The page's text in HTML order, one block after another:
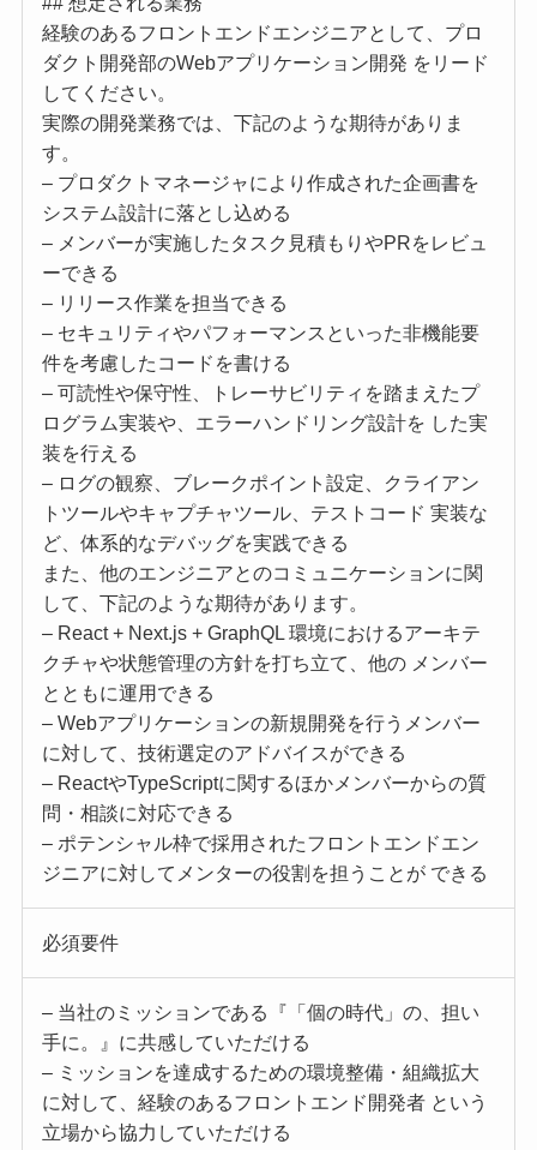
経験のあるフロントエンドエンジニアとして、プロ
ダクト開発部のWebアプリケーション開発 をリード
してください。
実際の開発業務では、下記のような期待がありま
す。
– プロダクトマネージャにより作成された企画書を
システム設計に落とし込める
– メンバーが実施したタスク見積もりやPRをレビュ
ーできる
– リリース作業を担当できる
– セキュリティやパフォーマンスといった非機能要
件を考慮したコードを書ける
– 可読性や保守性、トレーサビリティを踏まえたプ
ログラム実装や、エラーハンドリング設計を した実
装を行える
– ログの観察、ブレークポイント設定、クライアン
トツールやキャプチャツール、テストコード 実装な
ど、体系的なデバッグを実践できる
また、他のエンジニアとのコミュニケーションに関
して、下記のような期待があります。
– React + Next.js + GraphQL 環境におけるアーキテ
クチャや状態管理の方針を打ち立て、他の メンバー
とともに運用できる
– Webアプリケーションの新規開発を行うメンバー
に対して、技術選定のアドバイスができる
– ReactやTypeScriptに関するほかメンバーからの質
問・相談に対応できる
– ポテンシャル枠で採用されたフロントエンドエン
ジニアに対してメンターの役割を担うことが できる
必須要件
– 当社のミッションである『「個の時代」の、担い
手に。』に共感していただける
– ミッションを達成するための環境整備・組織拡大
に対して、経験のあるフロントエンド開発者 という
立場から協力していただける